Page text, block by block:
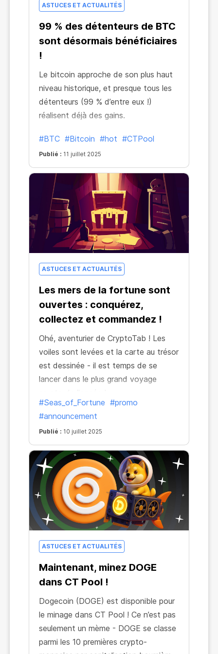
ASTUCES ET ACTUALITÉS
99 % des détenteurs de BTC
sont désormais bénéficiaires
!
Le bitcoin approche de son plus haut
niveau historique, et presque tous les
détenteurs (99 % d’entre eux !)
réalisent déjà des gains.
#BTC #Bitcoin #hot #CTPool
Publié : 11 juillet 2025
ASTUCES ET ACTUALITÉS
Les mers de la fortune sont
ouvertes : conquérez,
collectez et commandez !
Ohé, aventurier de CryptoTab ! Les
voiles sont levées et la carte au trésor
est dessinée - il est temps de se
lancer dans le plus grand voyage
crypto de l'année !
#Seas_of_Fortune #promo
#announcement
Publié : 10 juillet 2025
ASTUCES ET ACTUALITÉS
Maintenant, minez DOGE
dans CT Pool !
Dogecoin (DOGE) est disponible pour
le minage dans CT Pool ! Ce n’est pas
seulement un mème - DOGE se classe
parmi les 10 premières crypto-